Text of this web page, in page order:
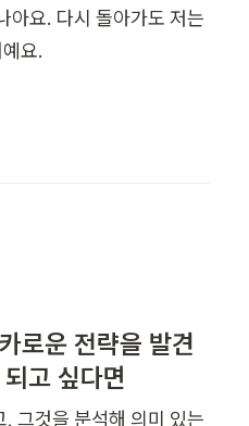
아요. 다시 돌아가도 저는
요.
로운 전략을 발견
고 싶다면
그것을 분석해 의미 있는